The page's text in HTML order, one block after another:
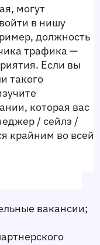
могут
в нишу
должность
трафика —
Если вы
такого
которая вас
/ сейлз /
крайним во всей
вакансии;